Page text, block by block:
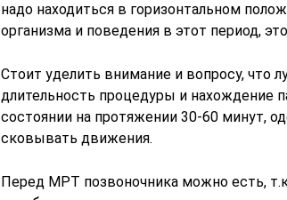
надо находиться в горизонтальном
организма и поведения в этот период,
Стоит уделить внимание и вопросу, что
длительность процедуры и нахождение
состоянии на протяжении 30-60 минут,
сковывать движения.
Перед МРТ позвоночника можно есть,